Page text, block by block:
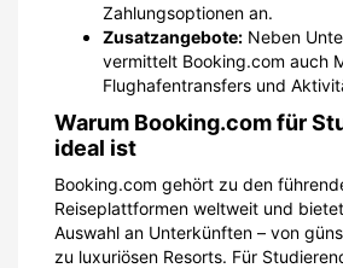
Zahlungsoptionen an.
Zusatzangebote: Neben
vermittelt Booking.com auch
Flughafentransfers und
Warum Booking.com für
ideal ist
Booking.com gehört zu den
Reiseplattformen weltweit und
Auswahl an Unterkünften – von
zu luxuriösen Resorts. Für